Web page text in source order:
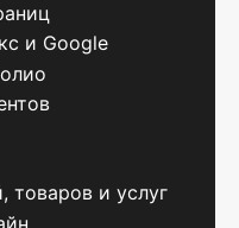
и Google
товаров и услуг